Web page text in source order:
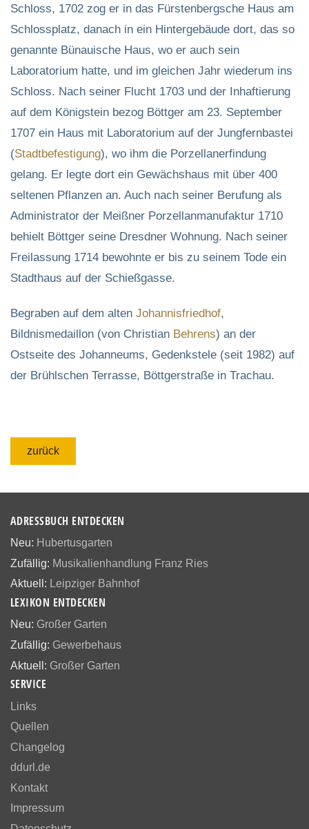
Schloss, 1702 zog er in das Fürstenbergsche Haus am
Schlossplatz, danach in ein Hintergebäude dort, das so
genannte Bünauische Haus, wo er auch sein
Laboratorium hatte, und im gleichen Jahr wiederum ins
Schloss. Nach seiner Flucht 1703 und der Inhaftierung
auf dem Königstein bezog Böttger am 23. September
1707 ein Haus mit Laboratorium auf der Jungfernbastei
(Stadtbefestigung), wo ihm die Porzellanerfindung
gelang. Er legte dort ein Gewächshaus mit über 400
seltenen Pflanzen an. Auch nach seiner Berufung als
Administrator der Meißner Porzellanmanufaktur 1710
behielt Böttger seine Dresdner Wohnung. Nach seiner
Freilassung 1714 bewohnte er bis zu seinem Tode ein
Stadthaus auf der Schießgasse.
Begraben auf dem alten Johannisfriedhof,
Bildnismedaillon (von Christian Behrens) an der
Ostseite des Johanneums, Gedenkstele (seit 1982) auf
der Brühlschen Terrasse, Böttgerstraße in Trachau.
zurück
ADRESSBUCH ENTDECKEN
Neu: Hubertusgarten
Zufällig: Musikalienhandlung Franz Ries
Aktuell: Leipziger Bahnhof
LEXIKON ENTDECKEN
Neu: Großer Garten
Zufällig: Gewerbehaus
Aktuell: Großer Garten
SERVICE
Links
Quellen
Changelog
ddurl.de
Kontakt
Impressum